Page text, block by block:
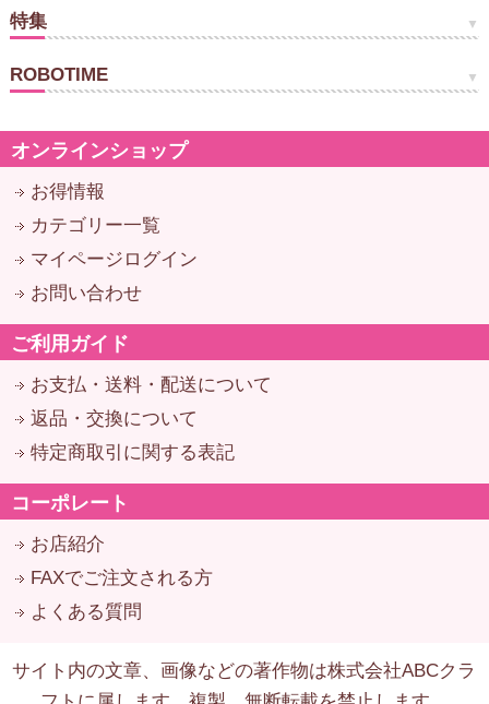
特集
ROBOTIME
オンラインショップ
お得情報
カテゴリー一覧
マイページログイン
お問い合わせ
ご利用ガイド
お支払・送料・配送について
返品・交換について
特定商取引に関する表記
コーポレート
お店紹介
FAXでご注文される方
よくある質問
サイト内の文章、画像などの著作物は株式会社ABCクラ